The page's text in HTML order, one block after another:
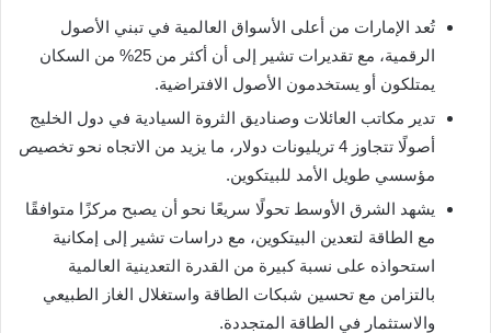
تُعد الإمارات من أعلى الأسواق العالمية في تبني الأصول
الرقمية، مع تقديرات تشير إلى أن أكثر من 25% من السكان
يمتلكون أو يستخدمون الأصول الافتراضية.
تدير مكاتب العائلات وصناديق الثروة السيادية في دول الخليج
أصولًا تتجاوز 4 تريليونات دولار، ما يزيد من الاتجاه نحو تخصيص
مؤسسي طويل الأمد للبيتكوين.
يشهد الشرق الأوسط تحولًا سريعًا نحو أن يصبح مركزًا متوافقًا
مع الطاقة لتعدين البيتكوين، مع دراسات تشير إلى إمكانية
استحواذه على نسبة كبيرة من القدرة التعدينية العالمية
بالتزامن مع تحسين شبكات الطاقة واستغلال الغاز الطبيعي
والاستثمار في الطاقة المتجددة.